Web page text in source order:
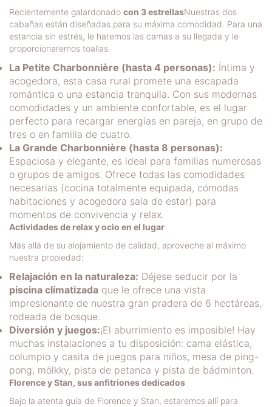
Recientemente galardonado con 3 estrellasNuestras dos
cabañas están diseñadas para su máxima comodidad. Para una
estancia sin estrés, le haremos las camas a su llegada y le
proporcionaremos toallas.
La Petite Charbonnière (hasta 4 personas): Íntima y
acogedora, esta casa rural promete una escapada
romántica o una estancia tranquila. Con sus modernas
comodidades y un ambiente confortable, es el lugar
perfecto para recargar energías en pareja, en grupo de
tres o en familia de cuatro.
La Grande Charbonnière (hasta 8 personas):
Espaciosa y elegante, es ideal para familias numerosas
o grupos de amigos. Ofrece todas las comodidades
necesarias (cocina totalmente equipada, cómodas
habitaciones y acogedora sala de estar) para
momentos de convivencia y relax.
Actividades de relax y ocio en el lugar
Más allá de su alojamiento de calidad, aproveche al máximo
nuestra propiedad:
Relajación en la naturaleza: Déjese seducir por la
piscina climatizada que le ofrece una vista
impresionante de nuestra gran pradera de 6 hectáreas,
rodeada de bosque.
Diversión y juegos:¡El aburrimiento es imposible! Hay
muchas instalaciones a tu disposición: cama elástica,
columpio y casita de juegos para niños, mesa de ping-
pong, mölkky, pista de petanca y pista de bádminton.
Florence y Stan, sus anfitriones dedicados
Bajo la atenta guía de Florence y Stan, estaremos allí para